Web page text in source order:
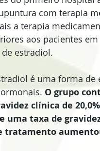
com terapia
a terapia
aos pacientes
estradiol.
é uma forma
O grupo
clínica de
uma taxa de
tratamento